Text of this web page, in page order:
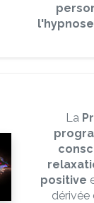
l'hypnose
La
positive